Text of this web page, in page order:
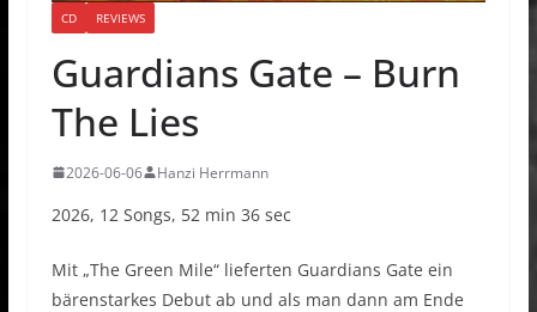
CD REVIEWS
Guardians Gate – Burn
The Lies
2026-06-06 Hanzi Herrmann
2026, 12 Songs, 52 min 36 sec
Mit „The Green Mile“ lieferten Guardians Gate ein
bärenstarkes Debut ab und als man dann am Ende